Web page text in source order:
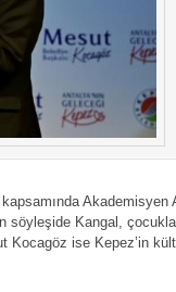
Akademisyen
söyleşide Kangal,
Kocagöz ise Kepez’in